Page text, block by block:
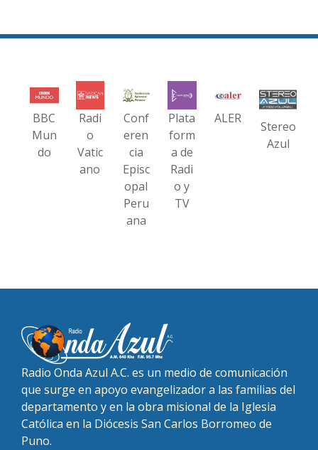
BBC
Mun
do
Radi
o
Vatic
ano
Conf
eren
cia
Episc
opal
Peru
ana
Plata
form
a de
Radi
o y
TV
ALER
Stereo
Azul
Radio Onda Azul A.C. es un medio de comunicación
que surge en apoyo evangelizador a las familias del
departamento y en la obra misional de la Iglesia
Católica en la Diócesis San Carlos Borromeo de
Puno.